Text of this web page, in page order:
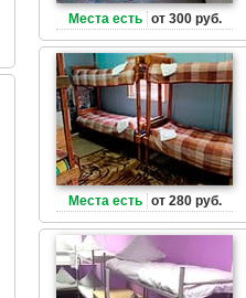
Места есть от 300 руб.
Места есть от 280 руб.